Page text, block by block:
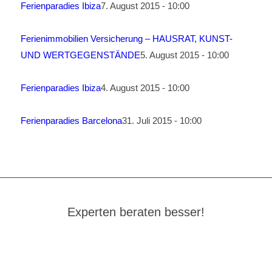
Ferienparadies Ibiza7. August 2015 - 10:00
Ferienimmobilien Versicherung – HAUSRAT, KUNST-
UND WERTGEGENSTÄNDE5. August 2015 - 10:00
Ferienparadies Ibiza4. August 2015 - 10:00
Ferienparadies Barcelona31. Juli 2015 - 10:00
Experten beraten besser!